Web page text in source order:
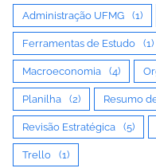
Administração UFMG (1)
Ferramentas de Estudo (1)
Macroeconomia (4)
Planilha (2) Resumo
Revisão Estratégica (5)
Trello (1)